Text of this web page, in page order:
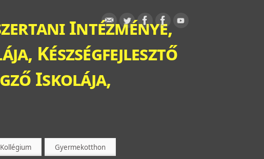
Intézménye,
Készségfejlesztő
Iskolája,
Kollégium
Gyermekotthon